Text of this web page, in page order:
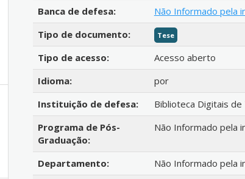
Banca de defesa:
Não Informado pela
Tipo de documento:
Tese
Tipo de acesso:
Acesso aberto
Idioma:
por
Instituição de defesa:
Biblioteca Digitais
Programa de Pós-
Graduação:
Não Informado pela
Departamento:
Não Informado pela